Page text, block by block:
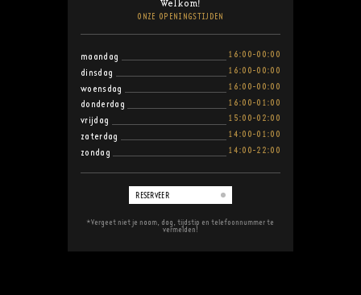
Welkom!
ONZE OPENINGSTIJDEN
maandag
16:00-00:00
dinsdag
16:00-00:00
woensdag
16:00-00:00
donderdag
16:00-01:00
vrijdag
15:00-02:00
zaterdag
14:00-01:00
zondag
14:00-22:00
RESERVEER
*Vergeet niet je naam, dag, tijdstip en telefoonnummer te
vermelden!